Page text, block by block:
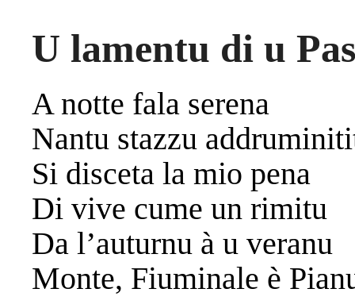
U lamentu di u
A notte fala serena
Nantu stazzu
Si disceta la mio pena
Di vive cume un rimitu
Da l’auturnu à u veranu
Monte, Fiuminale è